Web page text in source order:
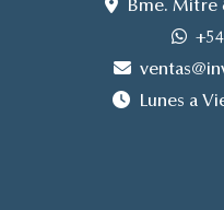
Bme. Mitre
Lunes a